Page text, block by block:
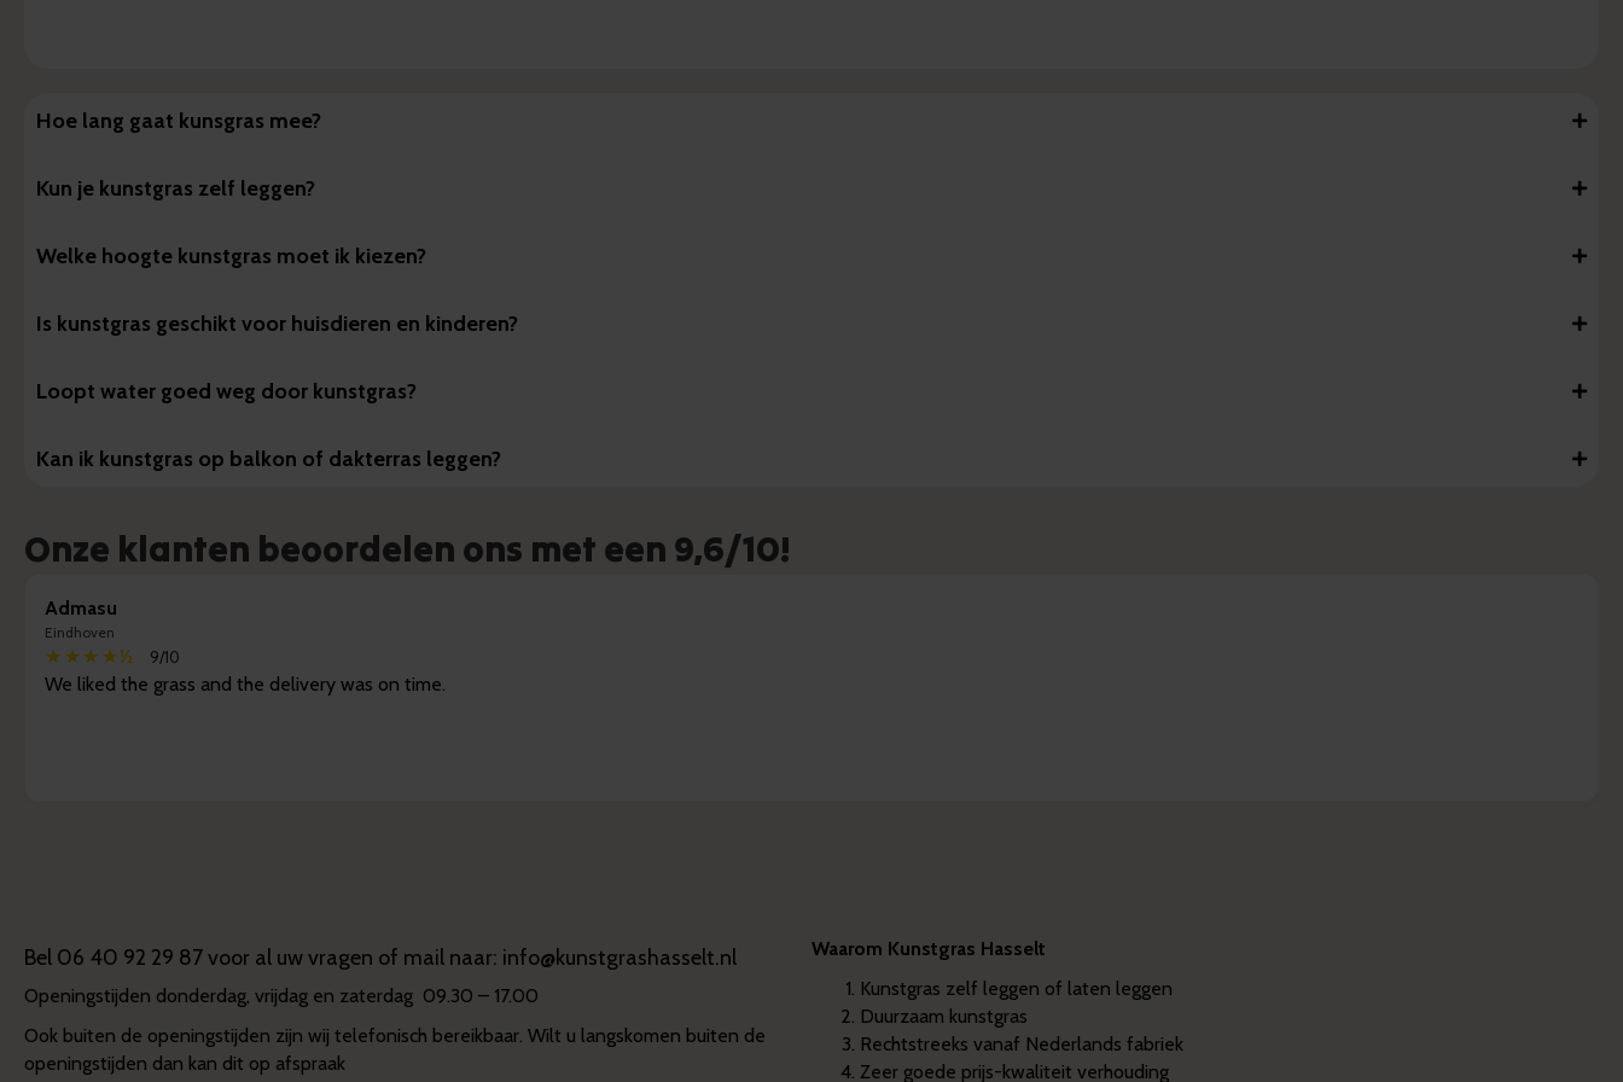
Hoe lang gaat kunsgras mee?
Kun je kunstgras zelf leggen?
Welke hoogte kunstgras moet ik kiezen?
Is kunstgras geschikt voor huisdieren en kinderen?
Loopt water goed weg door kunstgras?
Kan ik kunstgras op balkon of dakterras leggen?
Onze klanten beoordelen ons met een 9,6/10!
Admasu
Eindhoven
★★★★½ 9/10
We liked the grass and the delivery was on time.
Bel 06 40 92 29 87voor al uw vragen of mail naar: info@kunstgrashasselt.nl
Openingstijden donderdag, vrijdag en zaterdag 09.30 – 17.00
Ook buiten de openingstijden zijn wij telefonisch bereikbaar. Wilt u langskomen buiten de
openingstijden dan kan dit op afspraak
Waarom Kunstgras Hasselt
Kunstgras zelf leggen of laten leggen
Duurzaam kunstgras
Rechtstreeks vanaf Nederlands fabriek
Zeer goede prijs-kwaliteit verhouding